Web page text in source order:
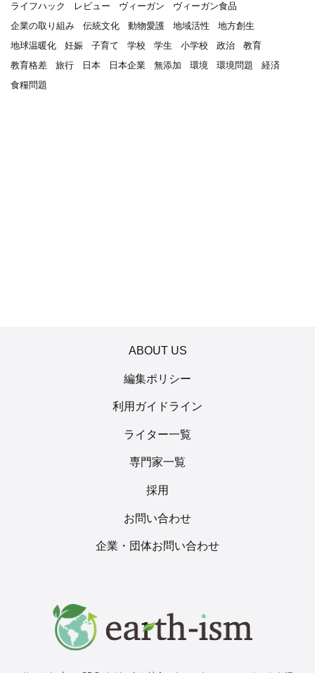
ライフハック
レビュー ヴィーガン
ヴィーガン食品
企業の取り組み
伝統文化 動物愛護 地域活性
地方創生
地球温暖化
妊娠 子育て 学校 学生 小学校 政治
教育
教育格差
旅行 日本 日本企業 無添加 環境 環境問題
経済
食糧問題
ABOUT US
編集ポリシー
利用ガイドライン
ライター一覧
専門家一覧
採用
お問い合わせ
企業・団体お問い合わせ